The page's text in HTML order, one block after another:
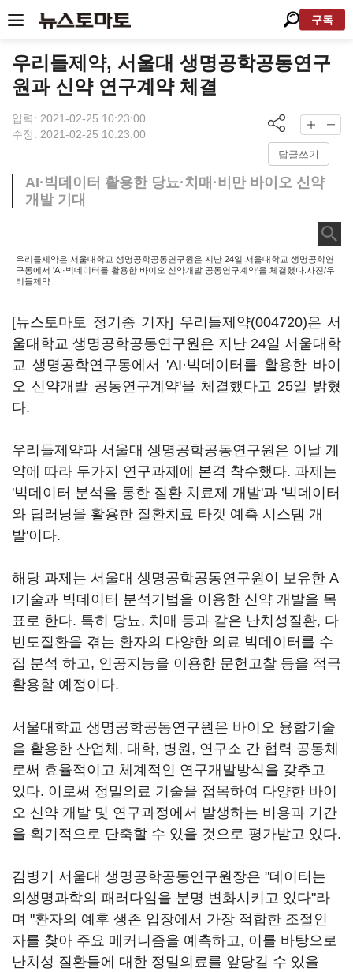
구독
우리들제약, 서울대 생명공학공동연구
원과 신약 연구계약 체결
입력: 2021-02-25 10:23:00
수정: 2021-02-25 10:23:00
답글쓰기
AI·빅데이터 활용한 당뇨·치매·비만 바이오 신약
개발 기대
우리들제약은 서울대학교 생명공학공동연구원은 지난 24일 서울대학교 생명공학연
구동에서 'AI·빅데이터를 활용한 바이오 신약개발 공동연구계약'을 체결했다.사진/우
리들제약
[뉴스토마토 정기종 기자] 우리들제약(004720)은 서
울대학교 생명공학공동연구원은 지난 24일 서울대학
교 생명공학연구동에서 'AI·빅데이터를 활용한 바이
오 신약개발 공동연구계약'을 체결했다고 25일 밝혔
다.
우리들제약과 서울대 생명공학공동연구원은 이날 계
약에 따라 두가지 연구과제에 본격 착수했다. 과제는
'빅데이터 분석을 통한 질환 치료제 개발'과 '빅데이터
와 딥러닝을 활용한 질환치료 타겟 예측 시스템 개
발'이다.
해당 과제는 서울대 생명공학공동연구원이 보유한 A
I기술과 빅데이터 분석기법을 이용한 신약 개발을 목
표로 한다. 특히 당뇨, 치매 등과 같은 난치성질환, 다
빈도질환을 겪는 환자의 다양한 의료 빅데이터를 수
집 분석 하고, 인공지능을 이용한 문헌고찰 등을 적극
활용할 예정이다.
서울대학교 생명공학공동연구원은 바이오 융합기술
을 활용한 산업체, 대학, 병원, 연구소 간 협력 공동체
로써 효율적이고 체계적인 연구개발방식을 갖추고
있다. 이로써 정밀의료 기술을 접목하여 다양한 바이
오 신약 개발 및 연구과정에서 발생하는 비용과 기간
을 획기적으로 단축할 수 있을 것으로 평가받고 있다.
김병기 서울대 생명공학공동연구원장은 "데이터는
의생명과학의 패러다임을 분명 변화시키고 있다"라
며 "환자의 예후 생존 입장에서 가장 적합한 조절인
자를 찾아 주요 메커니즘을 예측하고, 이를 바탕으로
난치성 질환들에 대한 정밀의료를 앞당길 수 있을